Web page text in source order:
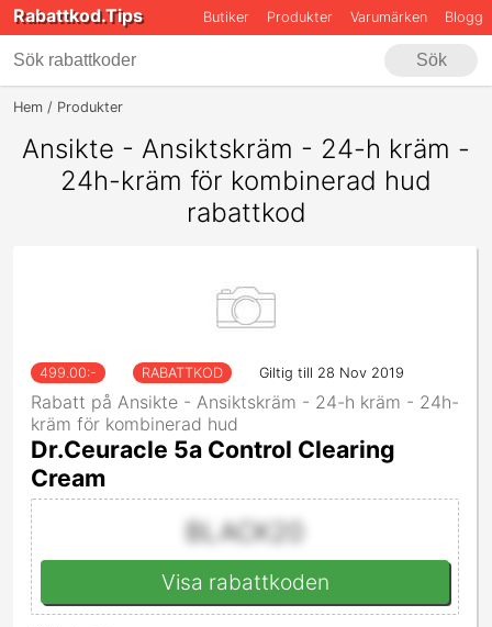
Rabattkod.Tips Butiker Produkter Varumärken Blogg
Sök
Hem Produkter
Ansikte - Ansiktskräm - 24-h kräm -
24h-kräm för kombinerad hud
rabattkod
499.00:- RABATTKOD Giltig till 28 Nov 2019
Rabatt på Ansikte - Ansiktskräm - 24-h kräm - 24h-
kräm för kombinerad hud
Dr.Ceuracle 5a Control Clearing
Cream
BLACK20
Visa rabattkoden